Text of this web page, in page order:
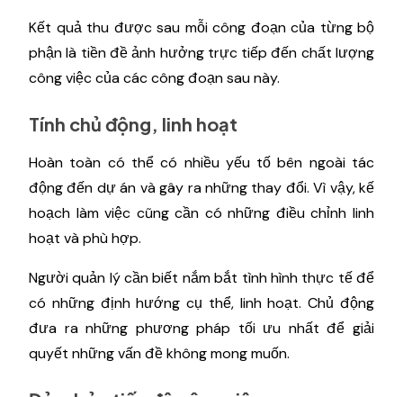
Kết quả thu được sau mỗi công đoạn của từng bộ
phận là tiền đề ảnh hưởng trực tiếp đến chất lượng
công việc của các công đoạn sau này.
Tính chủ động, linh hoạt
Hoàn toàn có thể có nhiều yếu tố bên ngoài tác
động đến dự án và gây ra những thay đổi. Vì vậy, kế
hoạch làm việc cũng cần có những điều chỉnh linh
hoạt và phù hợp.
Người quản lý cần biết nắm bắt tình hình thực tế để
có những định hướng cụ thể, linh hoạt. Chủ động
đưa ra những phương pháp tối ưu nhất để giải
quyết những vấn đề không mong muốn.